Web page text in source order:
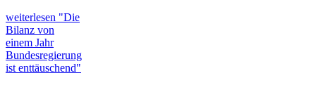
weiterlesen "Die
Bilanz von
einem Jahr
Bundesregierung
ist enttäuschend"